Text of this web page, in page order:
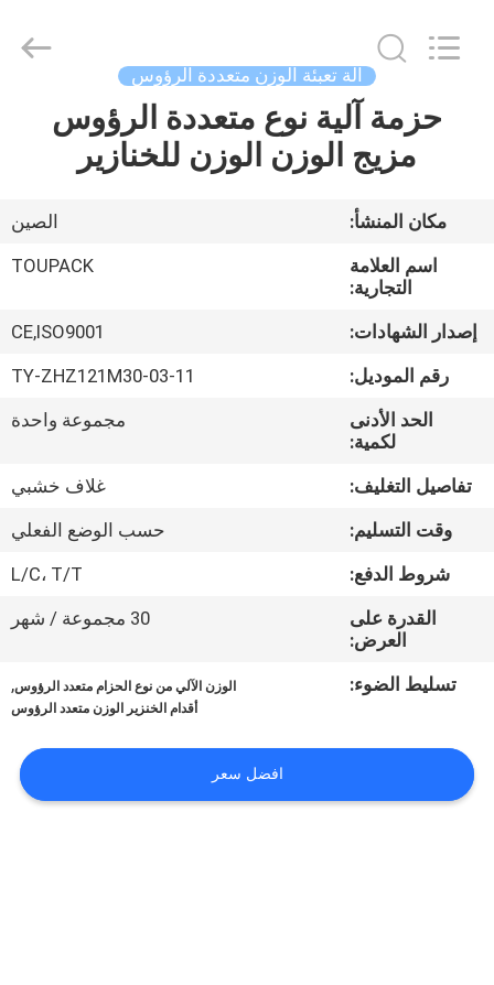
معلومات
جولة
الجودة
اتصل
حالات
EQUIPMENT
آلة تعبئة الوزن متعددة الرؤوس
حزمة آلية نوع متعددة الرؤوس
مزيج الوزن الوزن للخنازير
مكان المنشأ:
الصين
اسم العلامة
التجارية:
TOUPACK
إصدار الشهادات:
CE,ISO9001
رقم الموديل:
TY-ZHZ121M30-03-11
الحد الأدنى
لكمية:
مجموعة واحدة
تفاصيل التغليف:
غلاف خشبي
وقت التسليم:
حسب الوضع الفعلي
شروط الدفع:
L/C، T/T
القدرة على
العرض:
30 مجموعة / شهر
تسليط الضوء: الوزن الآلي من نوع الحزام متعدد الرؤوس,
أقدام الخنزير الوزن متعدد الرؤوس
افضل سعر